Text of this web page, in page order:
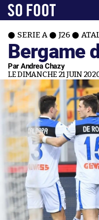
SERIE A J26
Bergame
Par Andrea Chazy
LE DIMANCHE 21 JUIN